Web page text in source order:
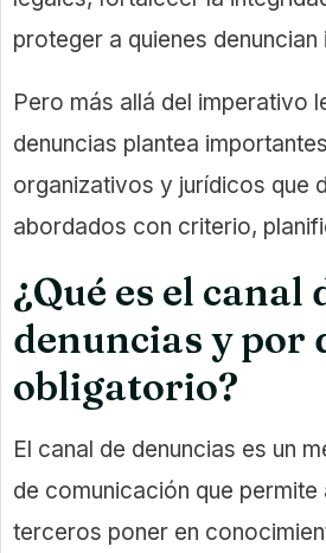
proteger a quienes
Pero más allá del imperativo
denuncias plantea
organizativos y jurídicos que
abordados con criterio,
¿Qué es el canal
denuncias y por
obligatorio?
El canal de denuncias es un
de comunicación que permite
terceros poner en